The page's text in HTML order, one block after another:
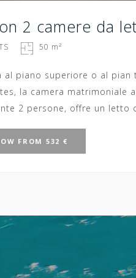
2 camere da
50 m²
al piano superiore o al pian
la camera matrimoniale
2 persone, offre un letto
FROM 532 €